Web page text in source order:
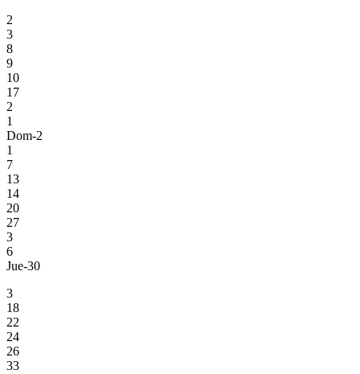
2
3
8
9
10
17
2
1
Dom-2
1
7
13
14
20
27
3
6
Jue-30
3
18
22
24
26
33